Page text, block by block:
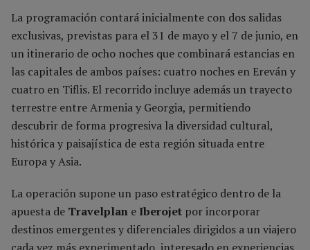
La programación contará inicialmente con dos salidas
exclusivas, previstas para el 31 de mayo y el 7 de junio, en
un itinerario de ocho noches que combinará estancias en
las capitales de ambos países: cuatro noches en Ereván y
cuatro en Tiflis. El recorrido incluye además un trayecto
terrestre entre Armenia y Georgia, permitiendo
descubrir de forma progresiva la diversidad cultural,
histórica y paisajística de esta región situada entre
Europa y Asia.
La operación supone un paso estratégico dentro de la
apuesta de Travelplan e Iberojet por incorporar
destinos emergentes y diferenciales dirigidos a un viajero